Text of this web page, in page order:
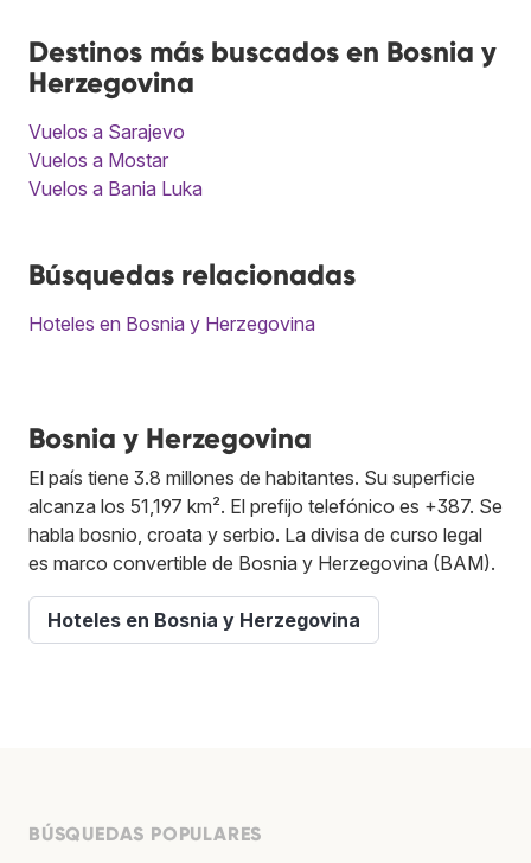
Destinos más buscados en Bosnia y
Herzegovina
Vuelos a Sarajevo
Vuelos a Mostar
Vuelos a Bania Luka
Búsquedas relacionadas
Hoteles en Bosnia y Herzegovina
Bosnia y Herzegovina
El país tiene 3.8 millones de habitantes. Su superficie
alcanza los 51,197 km². El prefijo telefónico es +387. Se
habla bosnio, croata y serbio. La divisa de curso legal
es marco convertible de Bosnia y Herzegovina (BAM).
Hoteles en Bosnia y Herzegovina
BÚSQUEDAS POPULARES